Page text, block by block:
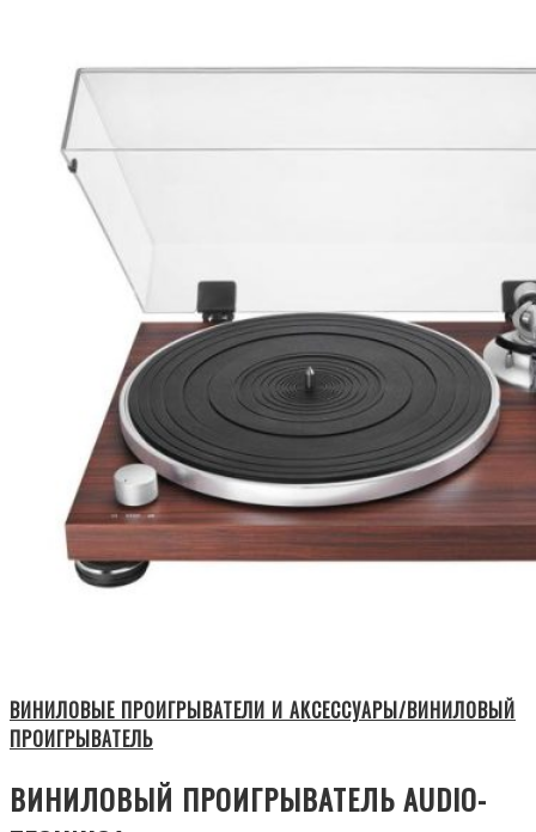
ВИНИЛОВЫЕ ПРОИГРЫВАТЕЛИ И АКСЕССУАРЫ/ВИНИЛОВЫЙ
ПРОИГРЫВАТЕЛЬ
ВИНИЛОВЫЙ ПРОИГРЫВАТЕЛЬ AUDIO-